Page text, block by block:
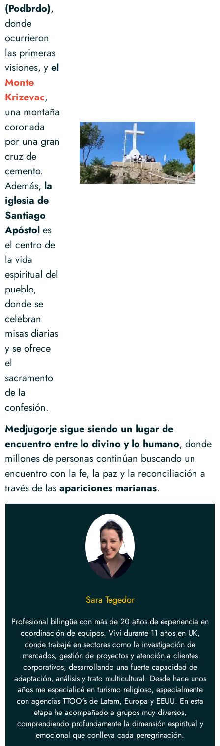
(Podbrdo),
donde
ocurrieron
las primeras
visiones, y el
Monte
Krizevac,
una montaña
coronada
por una gran
cruz de
cemento.
Además, la
iglesia de
Santiago
Apóstol es
el centro de
la vida
espiritual del
pueblo,
donde se
celebran
misas diarias
y se ofrece
el
sacramento
de la
confesión.
Medjugorje sigue siendo un lugar de
encuentro entre lo divino y lo humano, donde
millones de personas continúan buscando un
encuentro con la fe, la paz y la reconciliación a
través de las apariciones marianas.
Sara Tegedor
Profesional bilingüe con más de 20 años de experiencia en
coordinación de equipos. Viví durante 11 años en UK,
donde trabajé en sectores como la investigación de
mercados, gestión de proyectos y atención a clientes
corporativos, desarrollando una fuerte capacidad de
adaptación, análisis y trato multicultural. Desde hace unos
años me especialicé en turismo religioso, especialmente
con agencias TTOO´s de Latam, Europa y EEUU. En esta
etapa he acompañado a grupos muy diversos,
comprendiendo profundamente la dimensión espiritual y
emocional que conlleva cada peregrinación.